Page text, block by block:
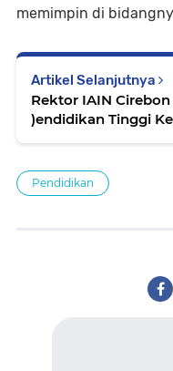
memimpin di
Artikel Selanjutnya
Rektor IAIN
)endidikan Tinggi
Pendidikan